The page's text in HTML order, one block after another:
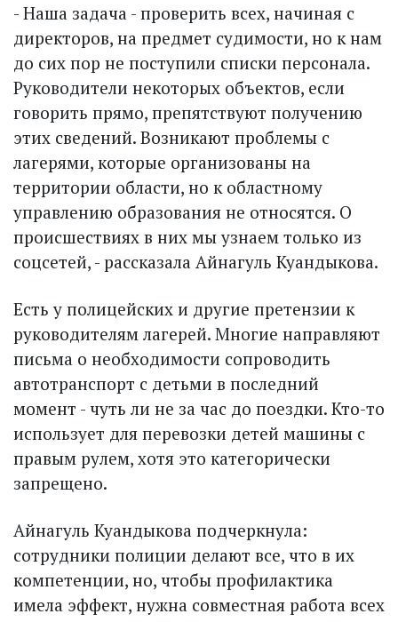
- Наша задача - проверить всех, начиная с
директоров, на предмет судимости, но к нам
до сих пор не поступили списки персонала.
Руководители некоторых объектов, если
говорить прямо, препятствуют получению
этих сведений. Возникают проблемы с
лагерями, которые организованы на
территории области, но к областному
управлению образования не относятся. О
происшествиях в них мы узнаем только из
соцсетей, - рассказала Айнагуль Куандыкова.
Есть у полицейских и другие претензии к
руководителям лагерей. Многие направляют
письма о необходимости сопроводить
автотранспорт с детьми в последний
момент - чуть ли не за час до поездки. Кто-то
использует для перевозки детей машины с
правым рулем, хотя это категорически
запрещено.
Айнагуль Куандыкова под­черк­нула:
сотрудники полиции делают все, что в их
компетенции, но, чтобы профилактика
имела эффект, нужна совместная работа всех